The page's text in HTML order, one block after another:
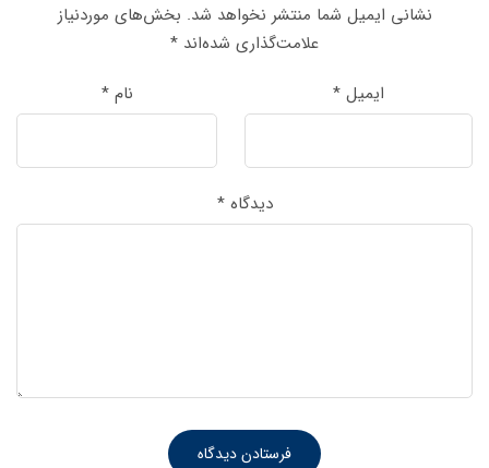
نشانی ایمیل شما منتشر نخواهد شد. بخش‌های موردنیاز
علامت‌گذاری شده‌اند *
نام* ایمیل *
دیدگاه*